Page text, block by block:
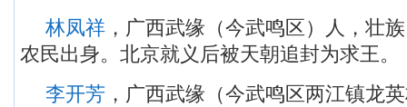
林凤祥 ，广西武缘（今武鸣区）人，壮
农民出身。北京就义后被天朝追封为求王。
李开芳 ，广西武缘（今武鸣区两江镇龙